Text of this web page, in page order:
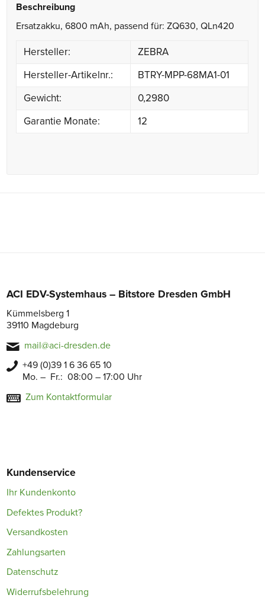
Beschreibung
Ersatzakku, 6800 mAh, passend für: ZQ630, QLn420
Hersteller:
ZEBRA
Hersteller-Artikelnr.:
BTRY-MPP-68MA1-01
Gewicht:
0,2980
Garantie Monate:
12
ACI EDV-Systemhaus – Bitstore Dresden GmbH
Kümmelsberg 1
39110 Magdeburg
mail@aci-dresden.de
+49 (0)39 1 6 36 65 10
Mo. – Fr.: 08:00 – 17:00 Uhr
Zum Kontaktformular
Kundenservice
Ihr Kundenkonto
Defektes Produkt?
Versandkosten
Zahlungsarten
Datenschutz
Widerrufsbelehrung